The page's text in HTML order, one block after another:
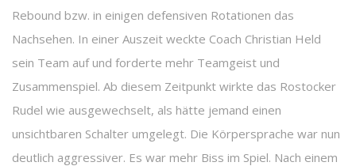
Rebound bzw. in einigen defensiven Rotationen das
Nachsehen. In einer Auszeit weckte Coach Christian Held
sein Team auf und forderte mehr Teamgeist und
Zusammenspiel. Ab diesem Zeitpunkt wirkte das Rostocker
Rudel wie ausgewechselt, als hätte jemand einen
unsichtbaren Schalter umgelegt. Die Körpersprache war nun
deutlich aggressiver. Es war mehr Biss im Spiel. Nach einem